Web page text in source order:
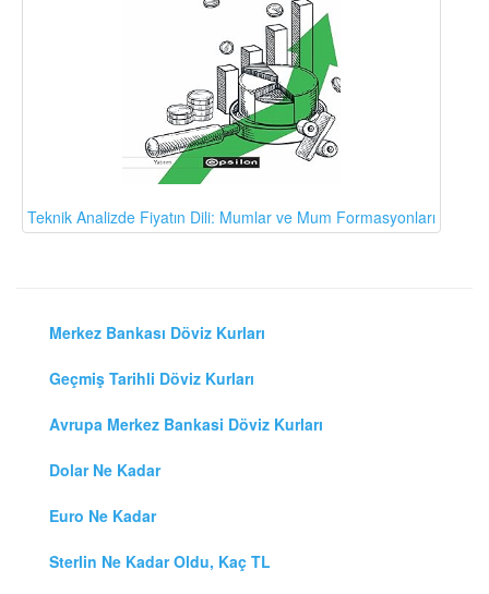
Teknik Analizde Fiyatın Dili: Mumlar ve Mum Formasyonları
Merkez Bankası Döviz Kurları
Geçmiş Tarihli Döviz Kurları
Avrupa Merkez Bankasi Döviz Kurları
Dolar Ne Kadar
Euro Ne Kadar
Sterlin Ne Kadar Oldu, Kaç TL